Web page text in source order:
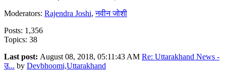
Moderators: Rajendra Joshi,नवीन जोशी
Posts: 1,356
Topics: 38
Last post: August 08, 2018, 05:11:43 AM Re: Uttarakhand News -
उ... by Devbhoomi,Uttarakhand